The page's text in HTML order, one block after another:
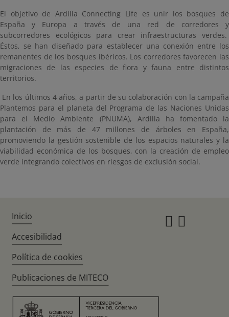
El objetivo de Ardilla Connecting Life es unir los bosques de
España y Europa a través de una red de corredores y
subcorredores ecológicos para crear infraestructuras verdes.
Éstos, se han diseñado para establecer una conexión entre los
remanentes de los bosques ibéricos. Los corredores favorecen las
migraciones de las especies de flora y fauna entre distintos
territorios.
En los últimos 4 años, a partir de su colaboración con la campaña
Plantemos para el planeta del Programa de las Naciones Unidas
para el Medio Ambiente (PNUMA), Ardilla ha fomentado la
plantación de más de 47 millones de árboles en España,
promoviendo la gestión sostenible de los espacios naturales y la
viabilidad económica de los bosques, con la creación de empleo
verde integrando colectivos en riesgos de exclusión social.
Inicio
Accesibilidad
Política de cookies
Publicaciones de MITECO